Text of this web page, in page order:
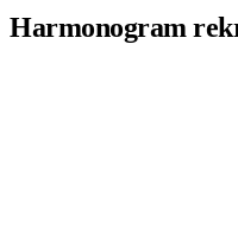
Harmonogram